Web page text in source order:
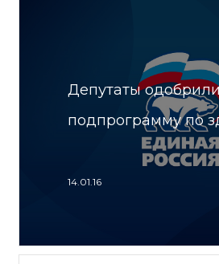
Депутаты
подпрограмму по
14.01.16